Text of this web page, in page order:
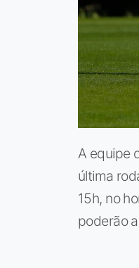
A equipe
última
15h, no
poderão